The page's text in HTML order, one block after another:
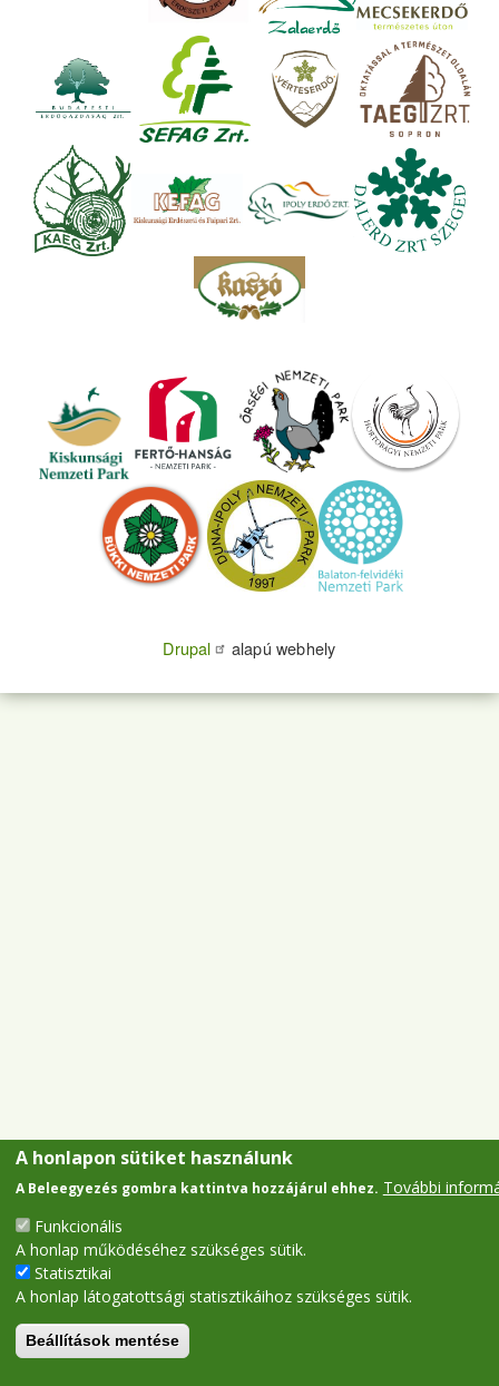
Drupal alapú webhely
A honlapon sütiket használunk
A Beleegyezés gombra kattintva hozzájárul ehhez. További
Funkcionális
A honlap működéséhez szükséges sütik.
Statisztikai
A honlap látogatottsági statisztikáihoz szükséges sütik.
Beállítások mentése